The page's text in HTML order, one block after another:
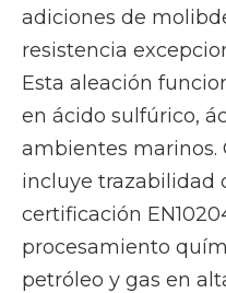
adiciones de
resistencia
Esta aleación
en ácido sulfúrico,
ambientes marinos.
incluye trazabilidad
certificación
procesamiento
petróleo y gas en